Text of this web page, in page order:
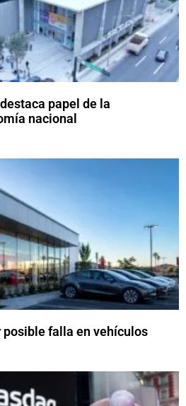
papel de la
nacional
posible falla en vehículos